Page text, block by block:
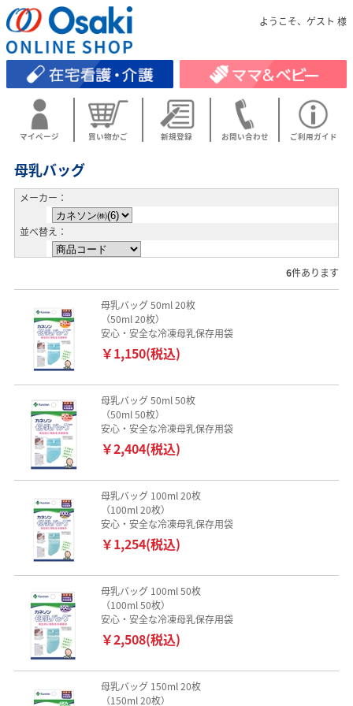
ようこそ、ゲスト 様
マイページ 買い物かご 新規登録 お問い合わせ ご利用ガイド
母乳バッグ
メーカー：
並べ替え：
6件あります
母乳バッグ 50ml 20枚
（50ml 20枚）
安心・安全な冷凍母乳保存用袋
￥1,150(税込)
母乳バッグ 50ml 50枚
（50ml 50枚）
安心・安全な冷凍母乳保存用袋
￥2,404(税込)
母乳バッグ 100ml 20枚
（100ml 20枚）
安心・安全な冷凍母乳保存用袋
￥1,254(税込)
母乳バッグ 100ml 50枚
（100ml 50枚）
安心・安全な冷凍母乳保存用袋
￥2,508(税込)
母乳バッグ 150ml 20枚
（150ml 20枚）